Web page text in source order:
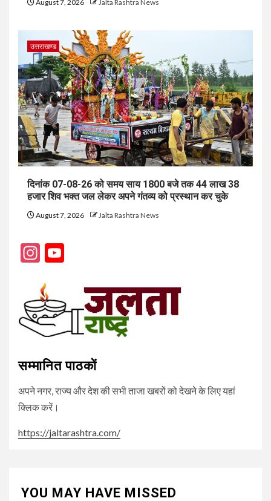
August 7, 2026 Jalta Rashtra News
उत्तराखण्ड
दिनांक 07-08-26 को समय साय 1800 बजे तक 44 लाख 38
हजार शिव भक्त जल लेकर अपने गंतव्य को प्रस्थान कर चुके
August 7, 2026 Jalta Rashtra News
Instagram
सम्मानित पाठकों
अपने नगर, राज्य और देश की सभी ताजा खबरों को देखने के लिए यहां
क्लिक करें।
https://jaltarashtra.com/
YOU MAY HAVE MISSED